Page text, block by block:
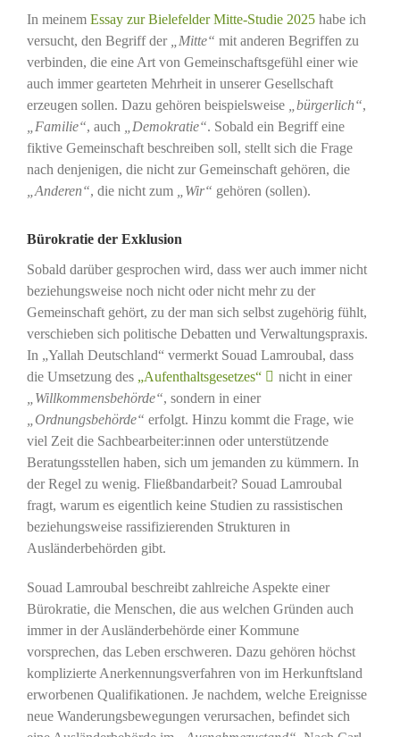
In meinem Essay zur Bielefelder Mitte-Studie 2025habe ich
versucht, den Begriff der
„Mitte“ mit anderen Begriffen zu
verbinden, die eine Art von Gemeinschaftsgefühl einer wie
auch immer gearteten Mehrheit in unserer Gesellschaft
erzeugen sollen. Dazu gehören beispielsweise
„bürgerlich“,
„Familie“, auch „Demokratie“. Sobald ein Begriff eine
fiktive Gemeinschaft beschreiben soll, stellt sich die Frage
nach denjenigen, die nicht zur Gemeinschaft gehören, die
„Anderen“, die nicht zum „Wir“ gehören (sollen).
Bürokratie der Exklusion
Sobald darüber gesprochen wird, dass wer auch immer nicht
beziehungsweise noch nicht oder nicht mehr zu der
Gemeinschaft gehört, zu der man sich selbst zugehörig fühlt,
verschieben sich politische Debatten und Verwaltungspraxis.
In „Yallah Deutschland“ vermerkt Souad Lamroubal, dass
die Umsetzung des „Aufenthaltsgesetzes“
nicht in einer
„Willkommensbehörde“, sondern in einer
„Ordnungsbehörde“ erfolgt. Hinzu kommt die Frage, wie
viel Zeit die Sachbearbeiter:innen oder unterstützende
Beratungsstellen haben, sich um jemanden zu kümmern. In
der Regel zu wenig. Fließbandarbeit? Souad Lamroubal
fragt, warum es eigentlich keine Studien zu rassistischen
beziehungsweise rassifizierenden Strukturen in
Ausländerbehörden gibt.
Souad Lamroubal beschreibt zahlreiche Aspekte einer
Bürokratie, die Menschen, die aus welchen Gründen auch
immer in der Ausländerbehörde einer Kommune
vorsprechen, das Leben erschweren. Dazu gehören höchst
komplizierte Anerkennungsverfahren von im Herkunftsland
erworbenen Qualifikationen. Je nachdem, welche Ereignisse
neue Wanderungsbewegungen verursachen, befindet sich